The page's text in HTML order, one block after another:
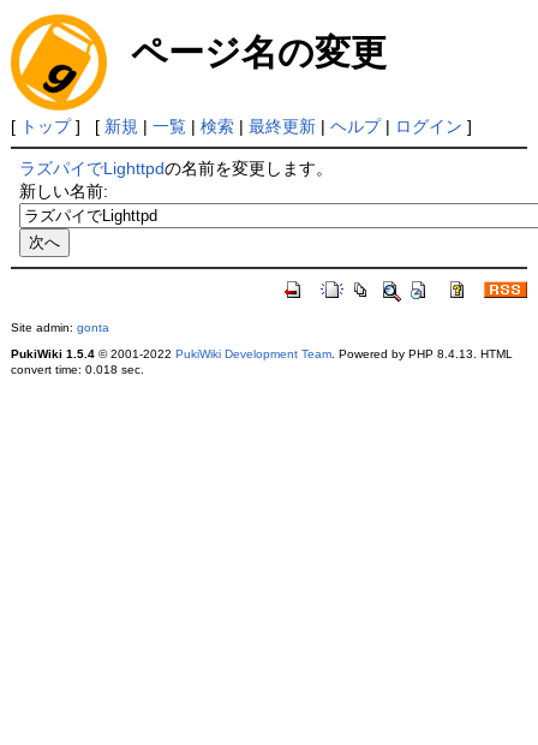
ページ名の変更
[ トップ] [ 新規 | 一覧| 検索| 最終更新| ヘルプ| ログイン ]
ラズパイでLighttpdの名前を変更します。
新しい名前:
Site admin: gonta
PukiWiki 1.5.4© 2001-2022 PukiWiki Development Team. Powered by PHP 8.4.13. HTML
convert time: 0.018 sec.